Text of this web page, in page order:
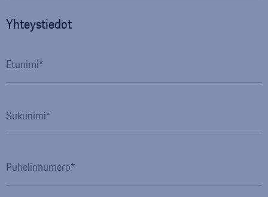
Yhteystiedot
Etunimi
Sukunimi
Puhelinnumero